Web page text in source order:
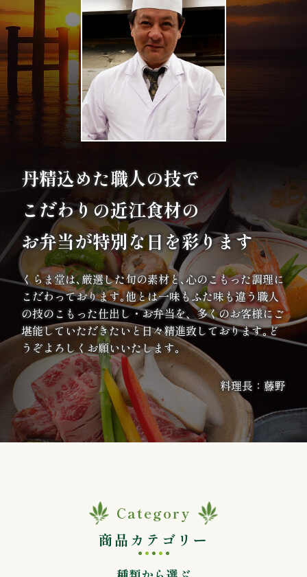
リ
ア
お
座
用・
店
舗
案
内
種
か
ら
丹精込めた職人の技で
こだわりの近江食材の
お弁当が特別な日を彩ります
くらま堂は､厳選した旬の素材と､心のこもった調理に
こだわっております｡他とは一味もふた味も違う職人
の技のこもった仕出し・お弁当を、多くのお客様にご
堪能していただきたいと日々精進致しております｡ど
うぞよろしくお願いいたします｡
料理長：藤野
Category
商品カテゴリー